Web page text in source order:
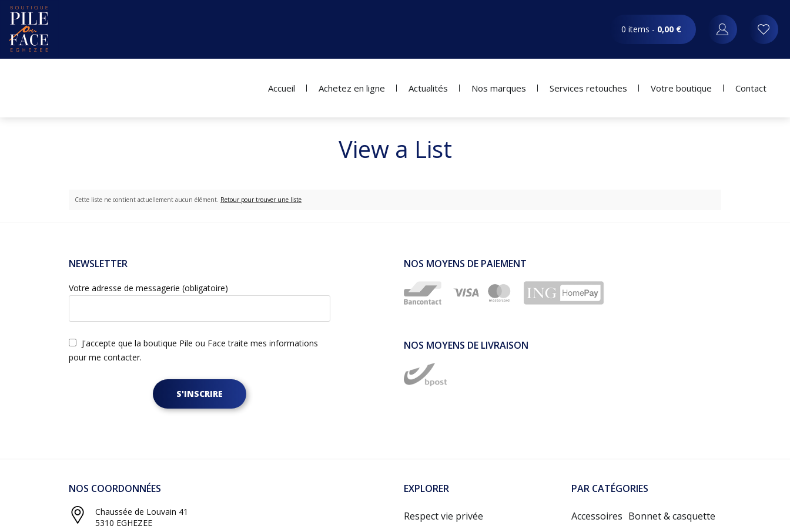
0 items - 0,00 €
Accueil Achetez en ligne Actualités Nos marques Services retouches Votre boutique Contact
View a List
Cette liste ne contient actuellement aucun élément. Retour pour trouver une liste
NEWSLETTER
Votre adresse de messagerie (obligatoire)
J'accepte que la boutique Pile ou Face traite mes informations
pour me contacter.
S'INSCRIRE
NOS MOYENS DE PAIEMENT
NOS MOYENS DE LIVRAISON
NOS COORDONNÉES
Chaussée de Louvain 41
5310 EGHEZEE
EXPLORER
Respect vie privée
PAR CATÉGORIES
Accessoires Bonnet & casquette